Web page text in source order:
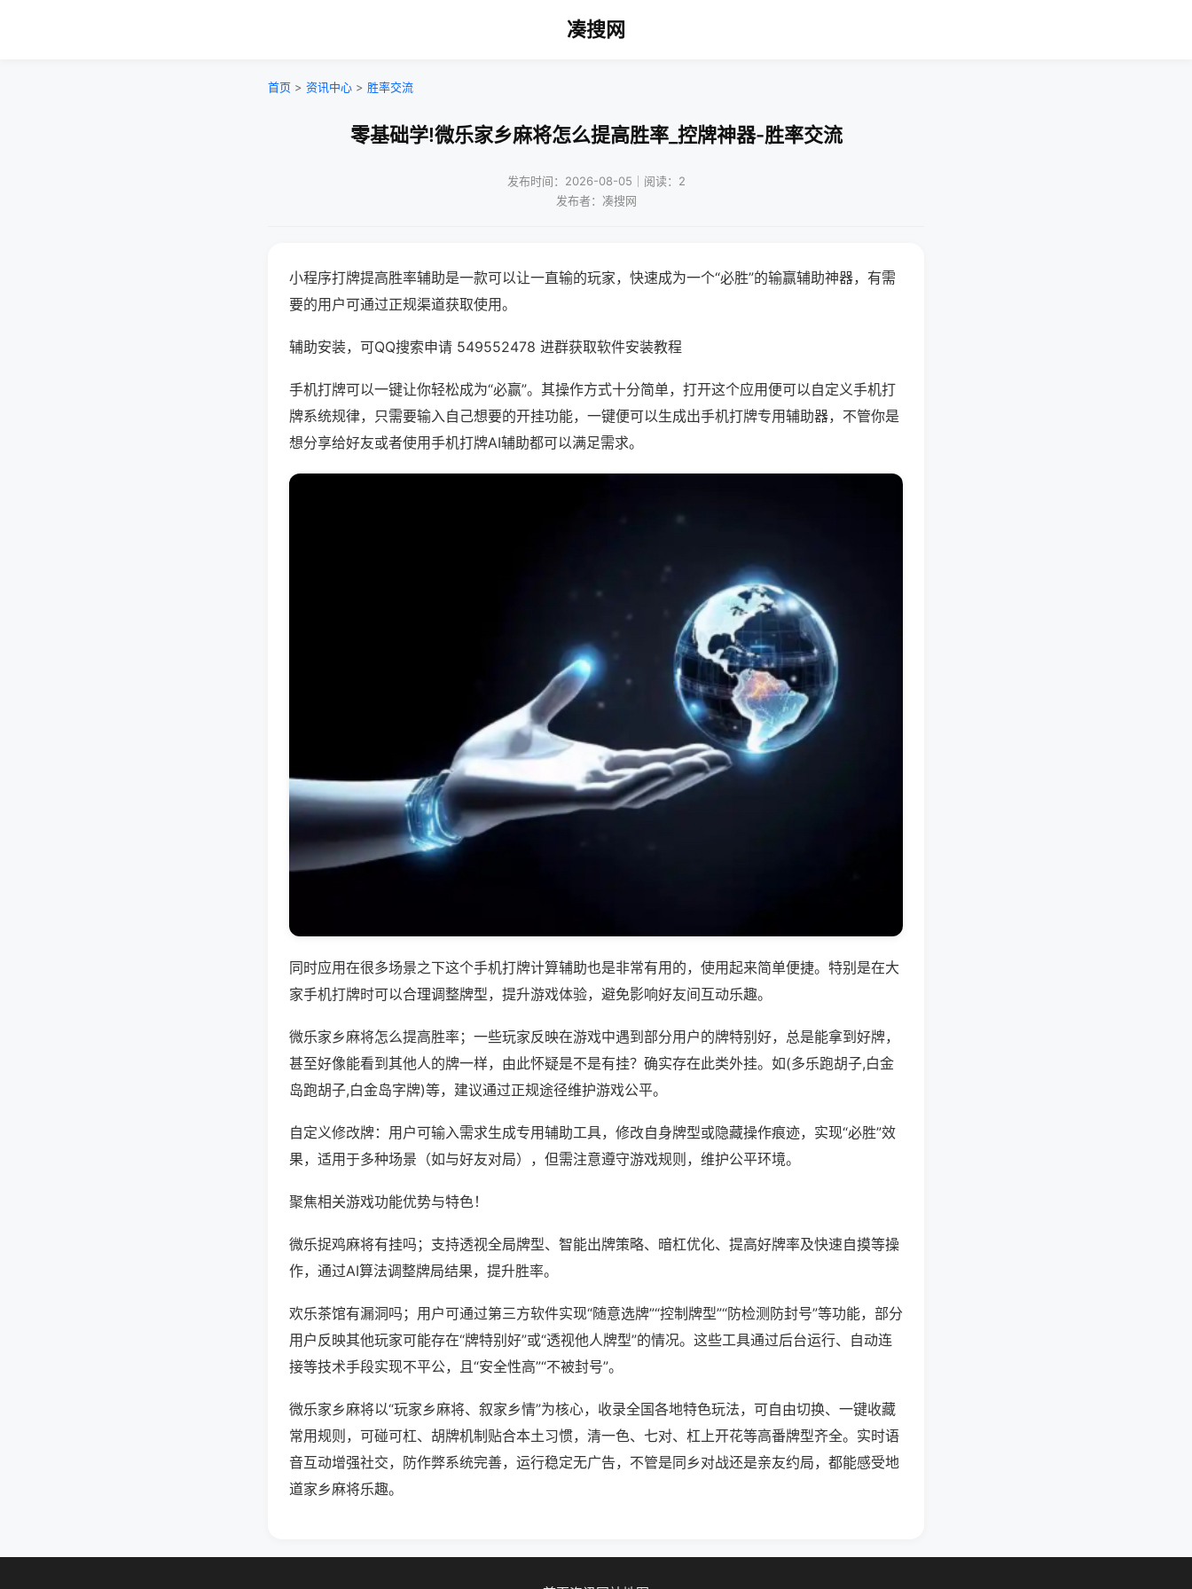
凑搜网
首页 > 资讯中心 > 胜率交流
零基础学!微乐家乡麻将怎么提高胜率_控牌神器-胜率交流
发布时间：2026-08-05｜阅读：2
发布者：凑搜网
小程序打牌提高胜率辅助是一款可以让一直输的玩家，快速成为一个“必胜”的输赢辅助神器，有需
要的用户可通过正规渠道获取使用。
辅助安装，可QQ搜索申请 549552478 进群获取软件安装教程
手机打牌可以一键让你轻松成为“必赢”。其操作方式十分简单，打开这个应用便可以自定义手机打
牌系统规律，只需要输入自己想要的开挂功能，一键便可以生成出手机打牌专用辅助器，不管你是
想分享给好友或者使用手机打牌AI辅助都可以满足需求。
同时应用在很多场景之下这个手机打牌计算辅助也是非常有用的，使用起来简单便捷。特别是在大
家手机打牌时可以合理调整牌型，提升游戏体验，避免影响好友间互动乐趣。
微乐家乡麻将怎么提高胜率；一些玩家反映在游戏中遇到部分用户的牌特别好，总是能拿到好牌，
甚至好像能看到其他人的牌一样，由此怀疑是不是有挂？确实存在此类外挂。如(多乐跑胡子,白金
岛跑胡子,白金岛字牌)等，建议通过正规途径维护游戏公平。
自定义修改牌：用户可输入需求生成专用辅助工具，修改自身牌型或隐藏操作痕迹，实现“必胜”效
果，适用于多种场景（如与好友对局），但需注意遵守游戏规则，维护公平环境。
聚焦相关游戏功能优势与特色！
微乐捉鸡麻将有挂吗；支持透视全局牌型、智能出牌策略、暗杠优化、提高好牌率及快速自摸等操
作，通过AI算法调整牌局结果，提升胜率。
欢乐茶馆有漏洞吗；用户可通过第三方软件实现“随意选牌”“控制牌型”“防检测防封号”等功能，部分
用户反映其他玩家可能存在“牌特别好”或“透视他人牌型”的情况。这些工具通过后台运行、自动连
接等技术手段实现不平公，且“安全性高”“不被封号”。
微乐家乡麻将以“玩家乡麻将、叙家乡情”为核心，收录全国各地特色玩法，可自由切换、一键收藏
常用规则，可碰可杠、胡牌机制贴合本土习惯，清一色、七对、杠上开花等高番牌型齐全。实时语
音互动增强社交，防作弊系统完善，运行稳定无广告，不管是同乡对战还是亲友约局，都能感受地
道家乡麻将乐趣。